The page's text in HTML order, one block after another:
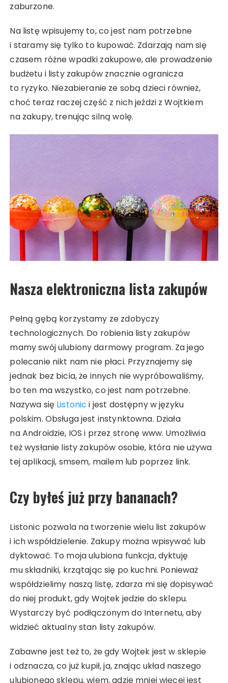
zaburzone.
Na listę wpisujemy to, co jest nam potrzebne
i staramy się tylko to kupować. Zdarzają nam się
czasem różne wpadki zakupowe, ale prowadzenie
budżetu i listy zakupów znacznie ogranicza
to ryzyko. Niezabieranie ze sobą dzieci również,
choć teraz raczej część z nich jeździ z Wojtkiem
na zakupy, trenując silną wolę.
Nasza elektroniczna lista zakupów
Pełną gębą korzystamy ze zdobyczy
technologicznych. Do robienia listy zakupów
mamy swój ulubiony darmowy program. Za jego
polecanie nikt nam nie płaci. Przyznajemy się
jednak bez bicia, że innych nie wypróbowaliśmy,
bo ten ma wszystko, co jest nam potrzebne.
Nazywa się Listonic i jest dostępny w języku
polskim. Obsługa jest instynktowna. Działa
na Androidzie, IOS i przez stronę www. Umożliwia
też wysłanie listy zakupów osobie, która nie używa
tej aplikacji, smsem, mailem lub poprzez link.
Czy byłeś już przy bananach?
Listonic pozwala na tworzenie wielu list zakupów
i ich współdzielenie. Zakupy można wpisywać lub
dyktować. To moja ulubiona funkcja, dyktuję
mu składniki, krzątając się po kuchni. Ponieważ
współdzielimy naszą listę, zdarza mi się dopisywać
do niej produkt, gdy Wojtek jedzie do sklepu.
Wystarczy być podłączonym do Internetu, aby
widzieć aktualny stan listy zakupów.
Zabawne jest też to, że gdy Wojtek jest w sklepie
i odznacza, co już kupił, ja, znając układ naszego
ulubionego sklepu, wiem, gdzie mniej więcej jest